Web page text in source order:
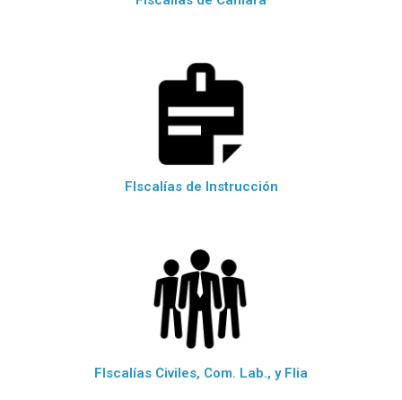
FIscalías de Instrucción
FIscalías Civiles, Com. Lab., y Flia